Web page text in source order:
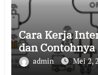
Cara Kerja
dan Contohnya
admin Mei 2,